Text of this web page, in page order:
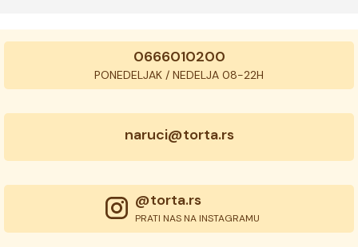
0666010200
PONEDELJAK / NEDELJA 08-22H
naruci@torta.rs
@torta.rs
PRATI NAS NA INSTAGRAMU